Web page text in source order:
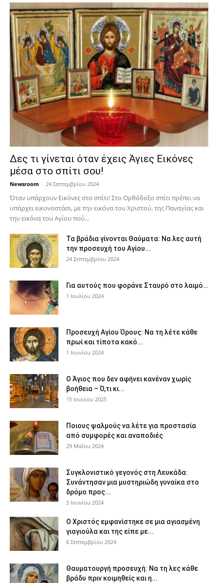
Δες τι γίνεται όταν έχεις Άγιες Εικόνες
μέσα στο σπίτι σου!
Newsroom - 24 Σεπτεμβρίου 2024
Όταν υπάρχουν Εικόνες στο σπίτι! Στο Ορθόδοξο σπίτι πρέπει να
υπάρχει εικονοστάσι, με την εικόνα του Χριστού, της Παν­αγίας και
την εικόνα του Αγίου πού...
Τα βράδια γίνονται Θαύματα: Να λες αυτή
την προσευχή του Αγίου...
24 Σεπτεμβρίου 2024
Για αυτούς που φοράνε Σταυρό στο λαιμό…
1 Ιουλίου 2024
Προσευχή Αγίου Όρους: Να τη λέτε κάθε
πρωί και τίποτα κακό...
1 Ιουνίου 2024
Ο Άγιος που δεν αφήνει κανέναν χωρίς
βοήθεια – Ό,τι κι...
15 Ιουνίου 2025
Ποιους ψαλμούς να λέτε για προστασία
από συμφορές και αναποδιές
29 Μαΐου 2024
Συγκλονιστικό γεγονός στη Λευκάδα:
Συνάντησαν μια μυστηριώδη γυναίκα στο
δρόμο προς...
5 Ιουνίου 2024
Ο Χριστός εμφανίστηκε σε μια αγιασμένη
γιαγιούλα και της είπε με...
6 Σεπτεμβρίου 2024
Θαυματουργή προσευχή: Να τη λες κάθε
βράδυ πριν κοιμηθείς και η...